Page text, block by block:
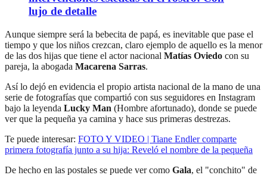
lujo de detalle
Aunque siempre será la bebecita de papá, es inevitable que pase el
tiempo y que los niños crezcan, claro ejemplo de aquello es la menor
de las dos hijas que tiene el actor nacional Matías Oviedo con su
pareja, la abogada Macarena Sarras.
Así lo dejó en evidencia el propio artista nacional de la mano de una
serie de fotografías que compartió con sus seguidores en Instagram
bajo la leyenda Lucky Man (Hombre afortunado), donde se puede
ver que la pequeña ya camina y hace sus primeras destrezas.
Te puede interesar: FOTO Y VIDEO | Tiane Endler comparte
primera fotografía junto a su hija: Reveló el nombre de la pequeña
De hecho en las postales se puede ver como Gala, el "conchito" de